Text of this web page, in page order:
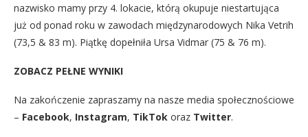
nazwisko mamy przy 4. lokacie, którą okupuje niestartująca
już od ponad roku w zawodach międzynarodowych Nika Vetrih
(73,5 & 83 m). Piątkę dopełniła Ursa Vidmar (75 & 76 m).
ZOBACZ PEŁNE WYNIKI
Na zakończenie zapraszamy na nasze media społecznościowe
– Facebook, Instagram, TikTok oraz Twitter.